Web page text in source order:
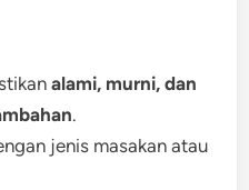
alami, murni, dan
.
jenis masakan atau